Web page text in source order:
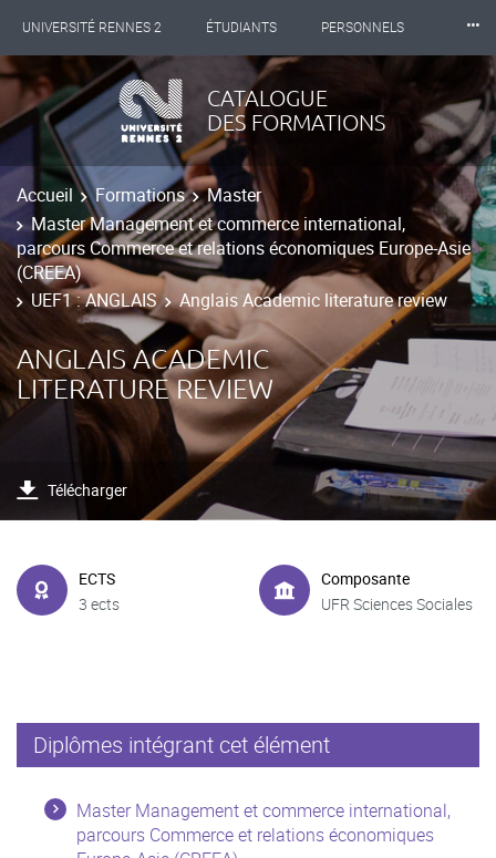
UNIVERSITÉ RENNES 2 ÉTUDIANTS PERSONNELS
INTERNATIONAL PROFESSIONNELS BIBLIOTHÈQUES
LES NOUVELLES DE RENNES 2
⸱⸱⸱
CATALOGUE
DES FORMATIONS
Accueil Formations
Master
Master Management et commerce international,
parcours Commerce et relations économiques Europe-Asie
(CREEA)
UEF1 : ANGLAIS
Anglais Academic literature review
ANGLAIS ACADEMIC
LITERATURE REVIEW
Télécharger
ECTS
3 ects
Composante
UFR Sciences Sociales
Diplômes intégrant cet élément
Master Management et commerce international,
parcours Commerce et relations économiques